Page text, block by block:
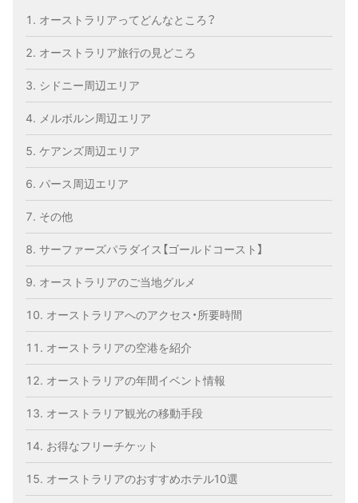
オーストラリアってどんなところ？
オーストラリア旅行の見どころ
シドニー周辺エリア
メルボルン周辺エリア
ケアンズ周辺エリア
パース周辺エリア
その他
サーファーズパラダイス【ゴールドコースト】
オーストラリアのご当地グルメ
オーストラリアへのアクセス・所要時間
オーストラリアの空港を紹介
オーストラリアの年間イベント情報
オーストラリア観光の移動手段
お得なフリーチケット
オーストラリアのおすすめホテル10選